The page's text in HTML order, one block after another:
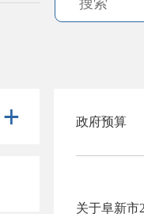
政府预算
关于阜新市